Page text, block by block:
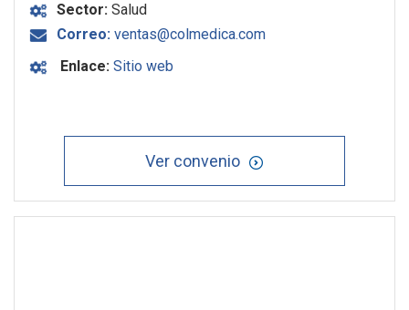
Sector: Salud
Correo: ventas@colmedica.com
Enlace: Sitio web
Ver convenio